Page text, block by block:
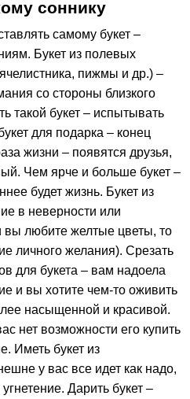
соннику
самому букет –
Букет из полевых
пижмы и др.) –
со стороны близкого
такой букет – испытывать
для подарка – конец
жизни – появятся друзья,
Чем ярче и больше букет –
будет жизнь. Букет из
в неверности или
вы любите желтые цветы, то
личного желания). Срезать
для букета – вам надоела
и вы хотите чем-то оживить
насыщенной и красивой.
нет возможности его купить
Иметь букет из
у вас все идет как надо,
Дарить букет –